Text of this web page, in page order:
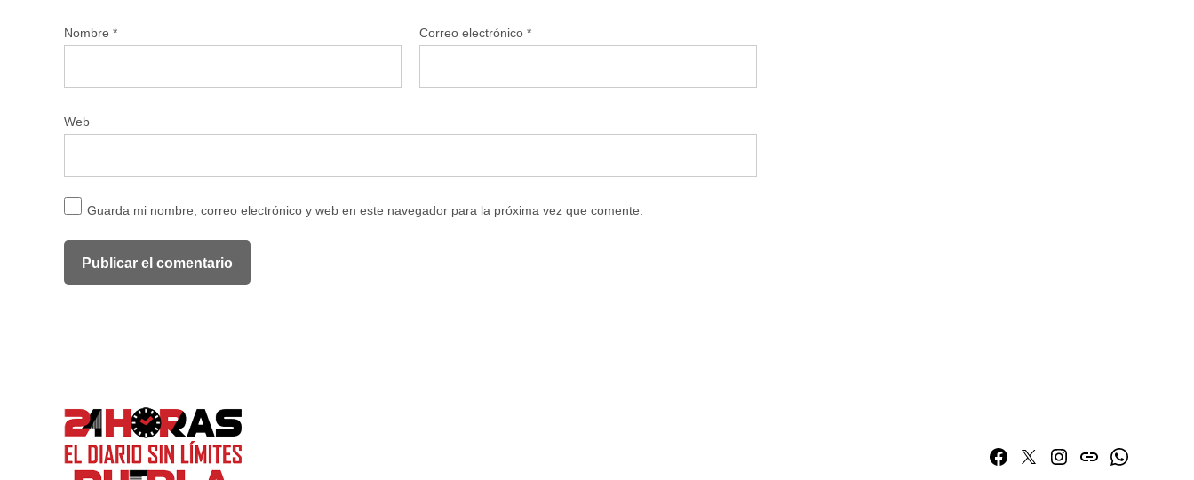
Nombre * Correo electrónico *
Web
Guarda mi nombre, correo electrónico y web en este navegador para la próxima vez que comente.
Facebook
TwitterInstagram
issuuWhatsapp